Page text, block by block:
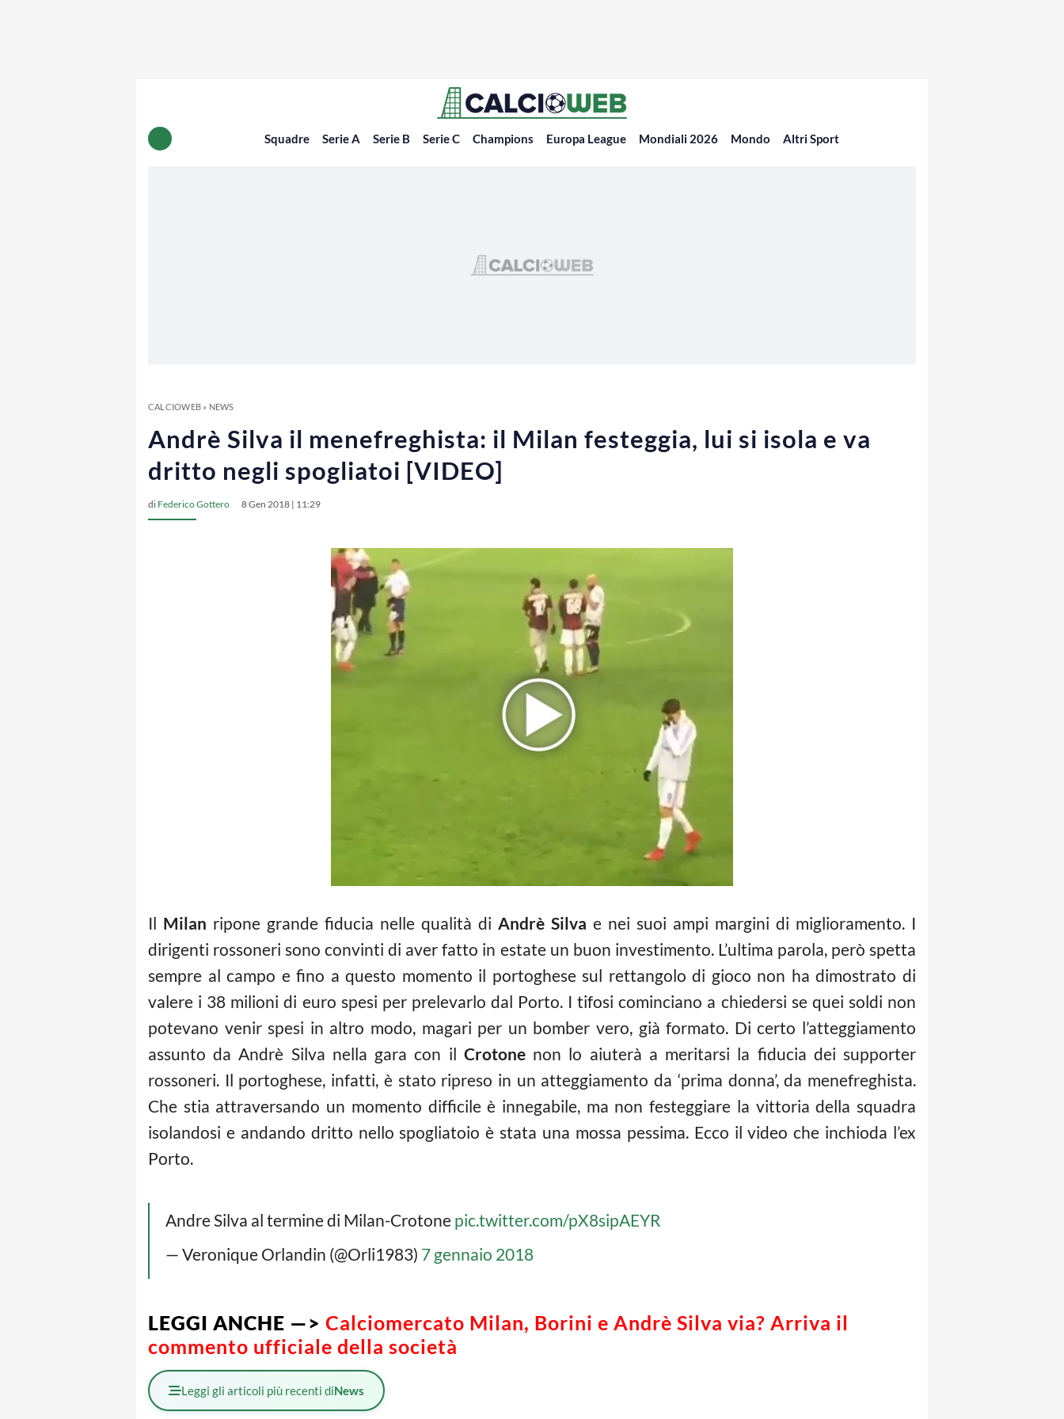
Squadre Serie A Serie B Serie C Champions Europa League Mondiali 2026 Mondo Altri Sport
CALCIOWEB» NEWS
Andrè Silva il menefreghista: il Milan festeggia, lui si isola e va
dritto negli spogliatoi [VIDEO]
di Federico Gottero 8 Gen 2018 | 11:29
Il Milan ripone grande fiducia nelle qualità di Andrè Silva e nei suoi ampi margini di miglioramento. I
dirigenti rossoneri sono convinti di aver fatto in estate un buon investimento. L’ultima parola, però spetta
sempre al campo e fino a questo momento il portoghese sul rettangolo di gioco non ha dimostrato di
valere i 38 milioni di euro spesi per prelevarlo dal Porto. I tifosi cominciano a chiedersi se quei soldi non
potevano venir spesi in altro modo, magari per un bomber vero, già formato. Di certo l’atteggiamento
assunto da Andrè Silva nella gara con il Crotonenon lo aiuterà a meritarsi la fiducia dei supporter
rossoneri. Il portoghese, infatti, è stato ripreso in un atteggiamento da ‘prima donna’, da menefreghista.
Che stia attraversando un momento difficile è innegabile, ma non festeggiare la vittoria della squadra
isolandosi e andando dritto nello spogliatoio è stata una mossa pessima. Ecco il video che inchioda l’ex
Porto.
Andre Silva al termine di Milan-Crotone pic.twitter.com/pX8sipAEYR
— Veronique Orlandin (@Orli1983) 7 gennaio 2018
LEGGI ANCHE —> Calciomercato Milan, Borini e Andrè Silva via? Arriva il
commento ufficiale della società
Leggi gli articoli più recenti diNews